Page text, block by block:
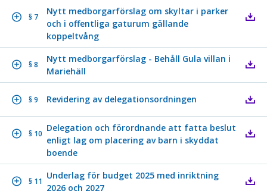
§ 7
Nytt medborgarförslag om skyltar i parker
och i offentliga gaturum gällande
koppeltvång
§ 8
Nytt medborgarförslag - Behåll Gula villan i
Mariehäll
§ 9 Revidering av delegationsordningen
§ 10
Delegation och förordnande att fatta beslut
enligt lag om placering av barn i skyddat
boende
§ 11
Underlag för budget 2025 med inriktning
2026 och 2027